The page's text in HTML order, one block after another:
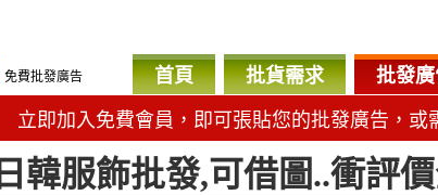
免費批發廣告 首頁 批貨需求 批發
立即加入免費會員，即可張貼您的批發廣告，或
日韓服飾批發,可借圖..衝評